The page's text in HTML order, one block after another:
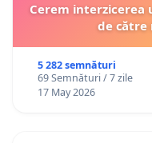
Cerem
de către
5 282 semnături
69 Semnături / 7 zile
17 May 2026